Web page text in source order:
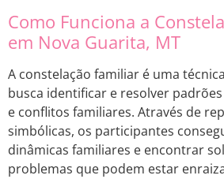
Como Funciona a
em Nova Guarita, MT
A constelação familiar é uma
busca identificar e resolver
e conflitos familiares. Através de
simbólicas, os participantes
dinâmicas familiares e encontrar
problemas que podem estar